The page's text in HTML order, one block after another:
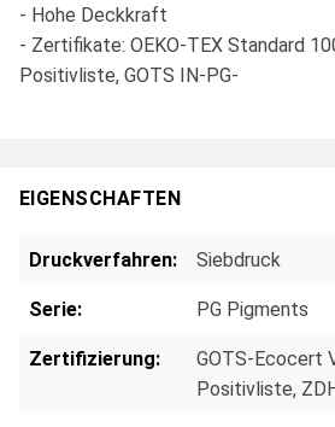
- Hohe Deckkraft
- Zertifikate: OEKO-TEX Standard
Positivliste, GOTS IN-PG-
EIGENSCHAFTEN
Druckverfahren: Siebdruck
Serie: PG Pigments
Zertifizierung:
GOTS-Ecocert
Positivliste,